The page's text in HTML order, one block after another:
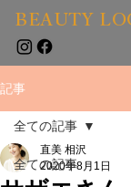
BEAUTY
記事
全ての記事
全ての記事
直美 相沢
2020年8月1日